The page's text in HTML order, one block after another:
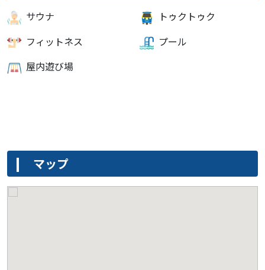
サウナ
トゥクトゥク
フィットネス
プール
屋内遊び場
マップ